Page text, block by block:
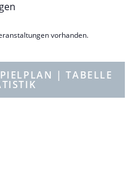
vorhanden.
| TABELLE